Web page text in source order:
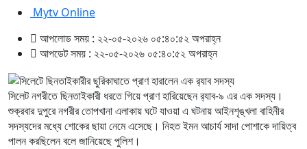
Mytv Online
আপলোড সময় : ২২-০৫-২০২৬ ০৫:৪০:৫২ অপরাহ্ন
আপডেট সময় : ২২-০৫-২০২৬ ০৫:৪০:৫২ অপরাহ্ন
সিলেট নগরীতে ছিনতাইকারী ধরতে গিয়ে প্রাণ হারিয়েছেন র‌্যাব-৯ এর এক সদস্য।
শুক্রবার দুপুরে নগরীর তোপখানা এলাকায় ঘটে যাওয়া এ ঘটনায় আইনশৃঙ্খলা বাহিনীর
সদস্যদের মধ্যে শোকের ছায়া নেমে এসেছে। নিহত ইমন আচার্য সাদা পোশাকে দায়িত্ব
পালন করছিলেন বলে জানিয়েছে পুলিশ।